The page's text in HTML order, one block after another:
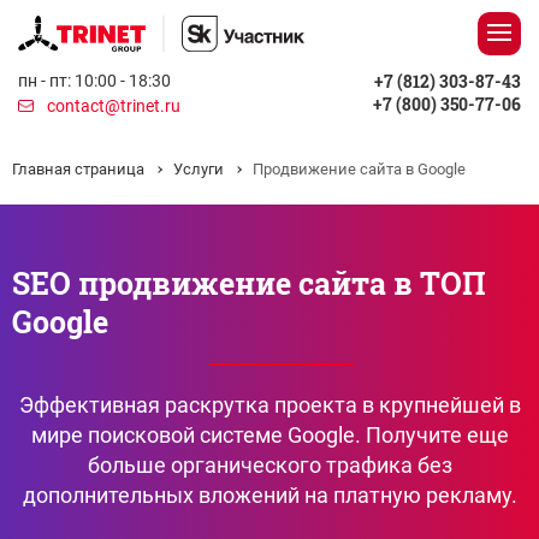
пн - пт: 10:00 - 18:30
contact@trinet.ru
+7 (812) 303-87-43
+7 (800) 350-77-06
Главная страница Услуги Продвижение сайта в Google
SEO продвижение сайта в ТОП
Google
Эффективная раскрутка проекта в крупнейшей в
мире поисковой системе Google. Получите еще
больше органического трафика без
дополнительных вложений на платную рекламу.